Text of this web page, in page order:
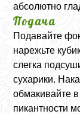
абсолютно
Подача
Подавайте
нарежьте
слегка
сухарики.
обмакивайте
пикантности